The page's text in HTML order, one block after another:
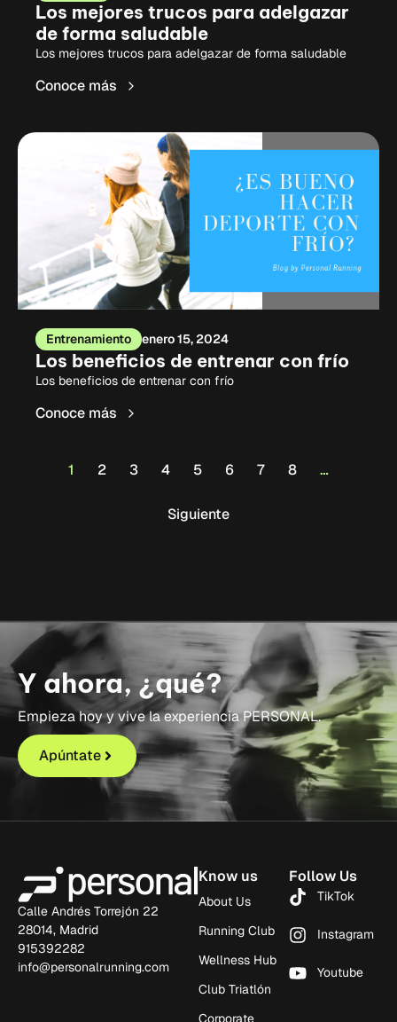
Los mejores trucos para adelgazar
de forma saludable
Los mejores trucos para adelgazar de forma saludable
Conoce más
Entrenamiento enero 15, 2024
Los beneficios de entrenar con frío
Los beneficios de entrenar con frío
Conoce más
1 2 3 4 5 6 7 8 …
Siguiente
Y ahora, ¿qué?
Empieza hoy y vive la experiencia PERSONAL.
Apúntate
Calle Andrés Torrejón 22
28014, Madrid
915392282
info@personalrunning.com
Know us
About Us
Running Club
Wellness Hub
Club Triatlón
Corporate
Follow Us
TikTok
Instagram
Youtube